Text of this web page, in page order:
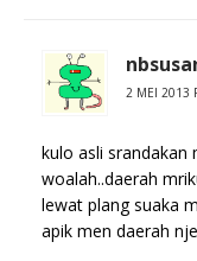
2 MEI 2013
kulo asli srandakan
woalah..daerah
lewat plang suaka
apik men daerah